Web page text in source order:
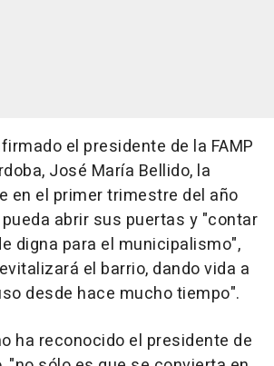
el presidente de la FAMP
José María Bellido, la
en el primer trimestre del año
abrir sus puertas y "contar
digna para el municipalismo",
el barrio, dando vida a
desde hace mucho tiempo".
ha reconocido el presidente de